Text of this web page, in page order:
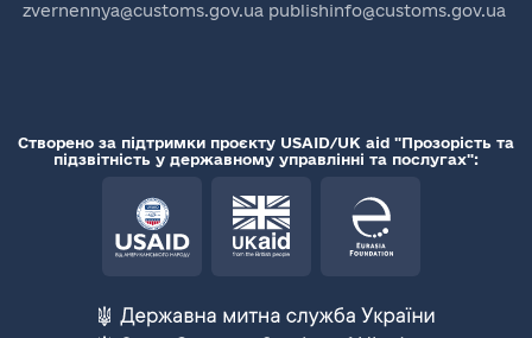
zvernennya@customs.gov.ua publishinfo@customs.gov.ua
Створено за підтримки проєкту USAID/UK aid "Прозорість та
підзвітність у державному управлінні та послугах":